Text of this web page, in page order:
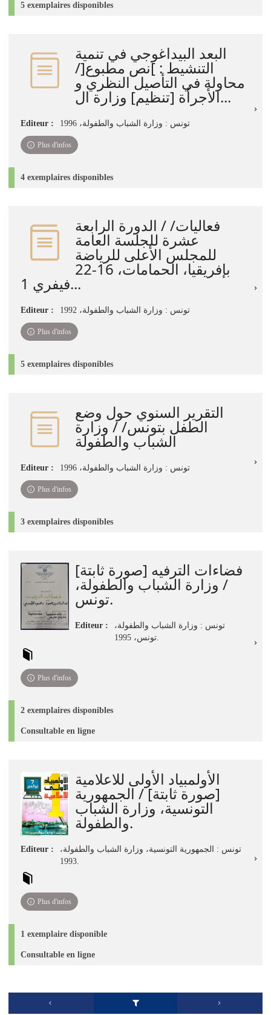
5 exemplaires disponibles
البعد البيداغوجي في تنمية
التنشيط : ]نص مطبوع[/
محاولة في التأصيل النظري و
الأجرأة [تنظيم] وزارة ال...
Editeur : تونس : وزارة الشباب والطفولة، 1996
Plus d'infos
4 exemplaires disponibles
فعاليات/ / الدورة الرابعة
عشرة للجلسة العامة
للمجلس الأعلى للرياضة
بإفريقيا، الحمامات، 16-22
فيفري 1...
Editeur : تونس : وزارة الشباب والطفولة، 1992
Plus d'infos
5 exemplaires disponibles
التقرير السنوي حول وضع
الطفل بتونس/ / وزارة
الشباب والطفولة
Editeur : تونس‏ : ‏وزارة الشباب والطفولة‏، ‏1996‏
Plus d'infos
3 exemplaires disponibles
فضاءات الترفيه [صورة ثابتة]
/ وزارة الشباب والطفولة،
تونس.
Editeur :
تونس : وزارة الشباب والطفولة،
تونس، 1995.
Plus d'infos
2 exemplaires disponibles
Consultable en ligne
الأولمبياد الأولى للاعلامية
[صورة ثابتة] / الجمهورية
التونسية، وزارة الشباب
والطفولة.
Editeur :
تونس : الجمهورية التونسية، وزارة الشباب والطفولة،
1993.
Plus d'infos
1 exemplaire disponible
Consultable en ligne